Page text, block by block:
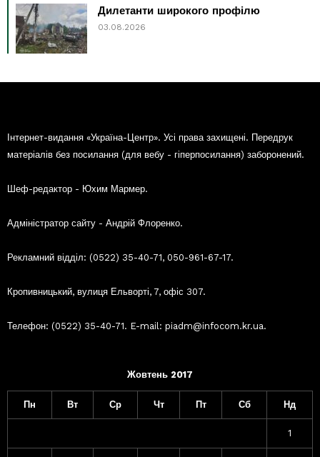
Дилетанти широкого профілю
03.08.2026
Інтернет-видання «Україна-Центр». Усі права захищені. Передрук
матеріалів без посилання (для вебу - гіперпосилання) заборонений.
Шеф-редактор - Юхим Мармер.
Адміністратор сайту - Андрій Флоренко.
Рекламний відділ: (0522) 35-40-71, 050-961-67-17.
Кропивницький, вулиця Ельворті, 7, офіс 307.
Телефон: (0522) 35-40-71. E-mail: piadm@infocom.kr.ua.
Жовтень 2017
Пн Вт Ср Чт Пт Сб Нд
1